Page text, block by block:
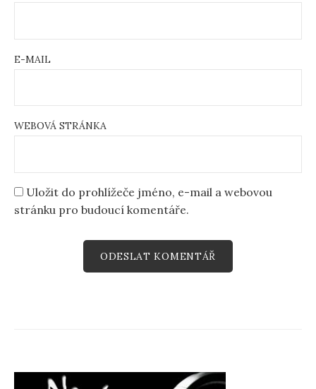
E-MAIL
WEBOVÁ STRÁNKA
Uložit do prohlížeče jméno, e-mail a webovou
stránku pro budoucí komentáře.